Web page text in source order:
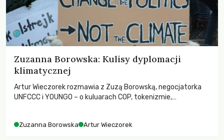
Zuzanna Borowska: Kulisy dyplomacji
klimatycznej
Artur Wieczorek rozmawia z Zuzą Borowską, negocjatorka
UNFCCC i YOUNGO – o kuluarach COP, tokenizmie,
Zuzanna Borowska Artur Wieczorek